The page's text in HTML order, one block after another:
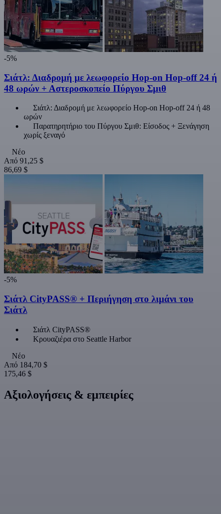
-5%
Σιάτλ: Διαδρομή με λεωφορείο Hop-on Hop-off 24 ή
48 ωρών + Αστεροσκοπείο Πύργου Σμιθ
Σιάτλ: Διαδρομή με λεωφορείο Hop-on Hop-off 24 ή 48
ωρών
Παρατηρητήριο του Πύργου Σμιθ: Είσοδος + Ξενάγηση
χωρίς ξεναγό
Νέο
Από 91,25 $
86,69 $
-5%
Σιάτλ CityPASS® + Περιήγηση στο λιμάνι του
Σιάτλ
Σιάτλ CityPASS®
Κρουαζιέρα στο Seattle Harbor
Νέο
Από 184,70 $
175,46 $
Αξιολογήσεις & εμπειρίες